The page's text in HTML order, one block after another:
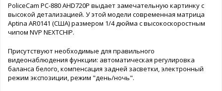
PoliceCam PC-880 AHD720P выдает замечательную картинку с
высокой детализацией. У этой модели современная матрица
Aptina AR0141 (США) размером 1/4 дюйма с высокоскоростным
чипом NVP NEXTCHIP.
Присутствуют необходимые для правильного
видеонаблюдения функции: автоматическая регулировка
баланса белого, компенсация задней засветки, электронный
режим экспозиции, режим "день/ночь".